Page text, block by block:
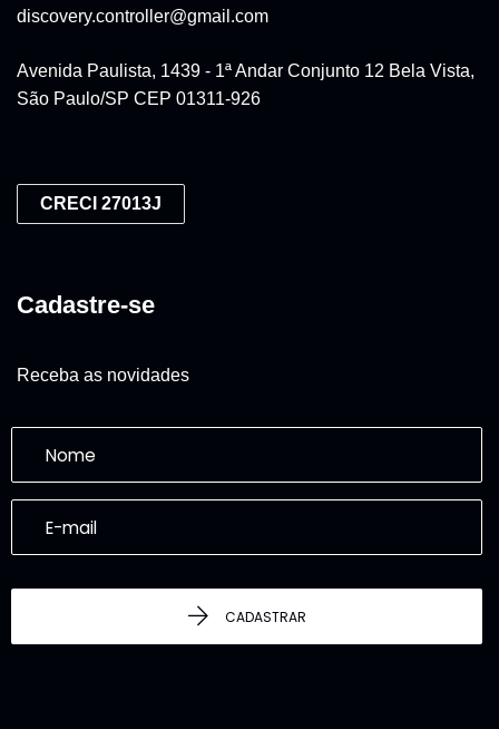
discovery.controller@gmail.com
Avenida Paulista, 1439 - 1ª Andar Conjunto 12 Bela Vista,
São Paulo/SP CEP 01311-926
CRECI 27013J
Cadastre-se
Receba as novidades
CADASTRAR